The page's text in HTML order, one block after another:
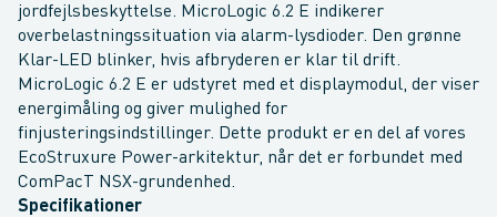
jordfejlsbeskyttelse. MicroLogic 6.2 E indikerer
overbelastningssituation via alarm-lysdioder. Den grønne
Klar-LED blinker, hvis afbryderen er klar til drift.
MicroLogic 6.2 E er udstyret med et displaymodul, der viser
energimåling og giver mulighed for
finjusteringsindstillinger. Dette produkt er en del af vores
EcoStruxure Power-arkitektur, når det er forbundet med
ComPacT NSX-grundenhed.
Specifikationer